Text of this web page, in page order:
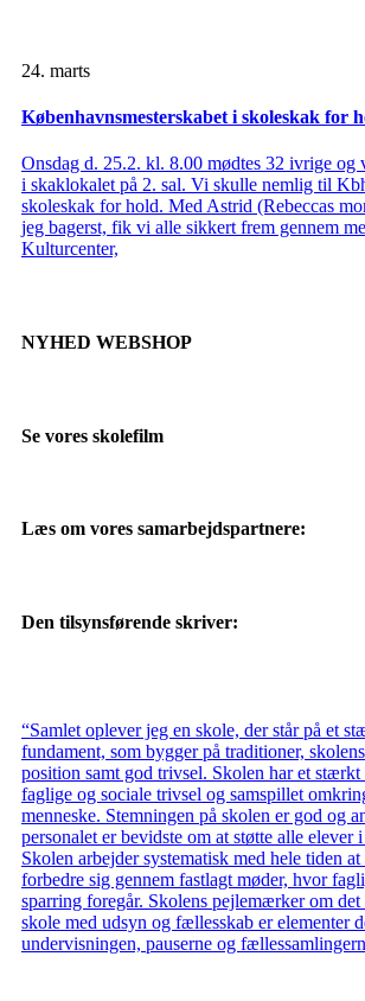
24. marts
Københavnsmesterskabet i skoleskak for
Onsdag d. 25.2. kl. 8.00 mødtes 32 ivrige og
i skaklokalet på 2. sal. Vi skulle nemlig til
skoleskak for hold. Med Astrid (Rebeccas
jeg bagerst, fik vi alle sikkert frem gennem
Kulturcenter,
NYHED WEBSHOP
Se vores skolefilm
Læs om vores samarbejdspartnere:
Den tilsynsførende skriver:
“Samlet oplever jeg en skole, der står på et
fundament, som bygger på traditioner,
position samt god trivsel. Skolen har et stærkt
faglige og sociale trivsel og samspillet
menneske. Stemningen på skolen er god og
personalet er bevidste om at støtte alle elever
Skolen arbejder systematisk med hele tiden
forbedre sig gennem fastlagt møder, hvor
sparring foregår. Skolens pejlemærker om det
skole med udsyn og fællesskab er elementer
undervisningen, pauserne og